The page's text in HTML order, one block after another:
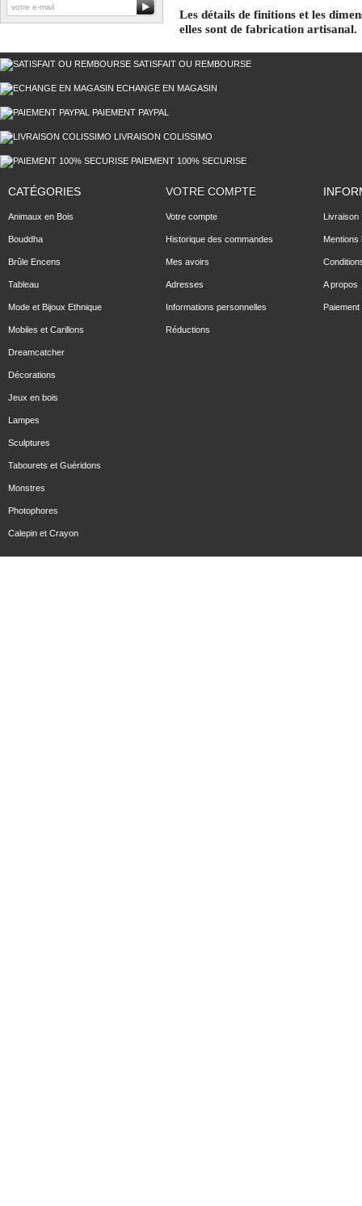
Les détails de finitions et les
elles sont de fabrication artisanal.
SATISFAIT OU REMBOURSE
ECHANGE EN MAGASIN
PAIEMENT PAYPAL
LIVRAISON COLISSIMO
PAIEMENT 100% SECURISE
CATÉGORIES
Animaux en Bois
Bouddha
Brûle Encens
Tableau
Mode et Bijoux Ethnique
Mobiles et Carillons
Dreamcatcher
Décorations
Jeux en bois
Lampes
Sculptures
Tabourets et Guéridons
Monstres
Photophores
Calepin et Crayon
VOTRE COMPTE
Votre compte
Historique des commandes
Mes avoirs
Adresses
Informations personnelles
Réductions
Livraison
Mentions
A propos